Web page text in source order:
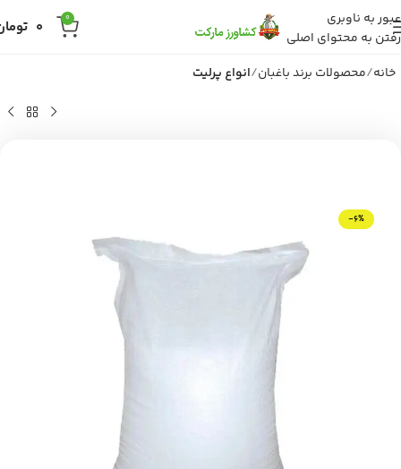
عبور به ناوبری
رفتن به محتوای اصلی
0
0
خانه محصولات برند باغبان انواع پرلیت
-6%